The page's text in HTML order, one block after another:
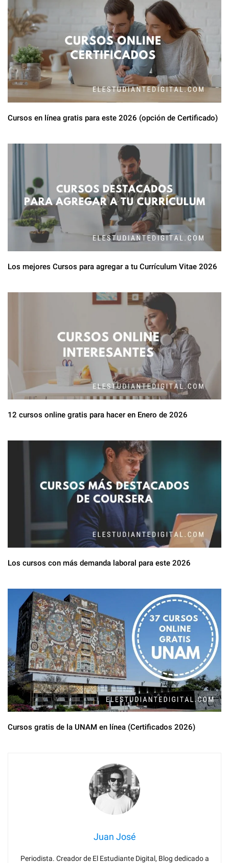
Cursos en línea gratis para este 2026 (opción de Certificado)
Los mejores Cursos para agregar a tu Currículum Vitae 2026
12 cursos online gratis para hacer en Enero de 2026
Los cursos con más demanda laboral para este 2026
Cursos gratis de la UNAM en línea (Certificados 2026)
Juan José
Periodista. Creador de El Estudiante Digital, Blog dedicado a